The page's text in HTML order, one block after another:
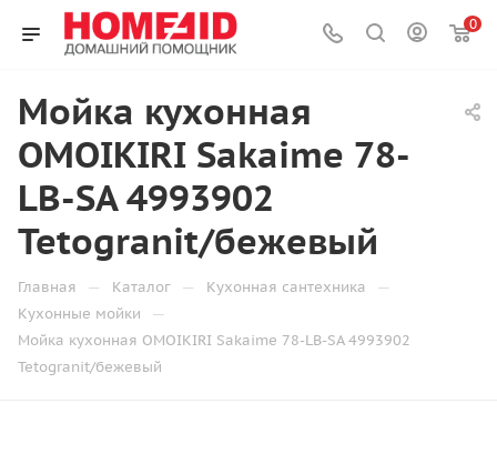
0
Мойка кухонная
OMOIKIRI Sakaime 78-
LB-SA 4993902
Tetogranit/бежевый
Главная — Каталог — Кухонная сантехника —
Кухонные мойки —
Мойка кухонная OMOIKIRI Sakaime 78-LB-SA 4993902
Tetogranit/бежевый